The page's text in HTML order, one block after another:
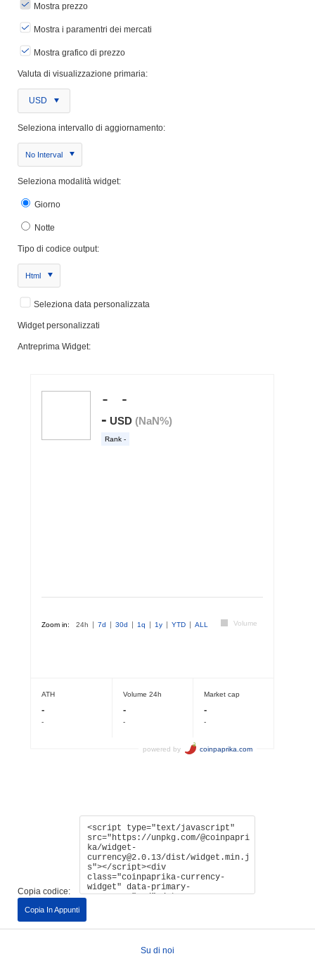
Mostra prezzo
Mostra i paramentri dei mercati
Mostra grafico di prezzo
Valuta di visualizzazione primaria:
USD
Seleziona intervallo di aggiornamento:
No Interval
Seleziona modalità widget:
Giorno
Notte
Tipo di codice output:
Html
Seleziona data personalizzata
Widget personalizzati
Antreprima Widget:
Copia codice:
Copia In Appunti
Su di noi